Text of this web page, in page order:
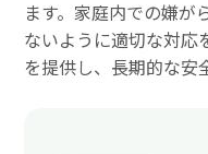
ます。家庭内での嫌が
ないように適切な対応
を提供し、長期的な安